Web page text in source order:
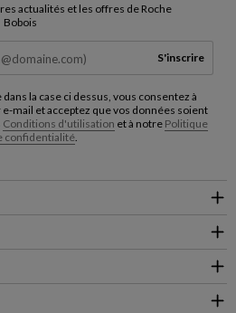
actualités et les offres de Roche
Bobois
S'inscrire
la case ci dessus, vous consentez à
mail et acceptez que vos données soient
Conditions d'utilisation et à notre Politique
confidentialité.